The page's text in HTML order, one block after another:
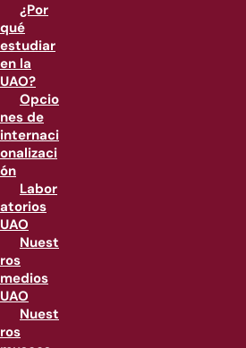
¿Por
qué
estudiar
en la
UAO?
Opcio
nes de
internaci
onalizaci
ón
Labor
atorios
UAO
Nuest
ros
medios
UAO
Nuest
ros